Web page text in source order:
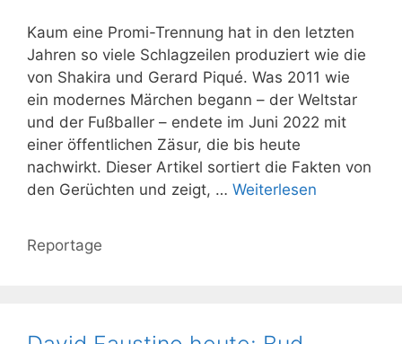
Kaum eine Promi-Trennung hat in den letzten
Jahren so viele Schlagzeilen produziert wie die
von Shakira und Gerard Piqué. Was 2011 wie
ein modernes Märchen begann – der Weltstar
und der Fußballer – endete im Juni 2022 mit
einer öffentlichen Zäsur, die bis heute
nachwirkt. Dieser Artikel sortiert die Fakten von
den Gerüchten und zeigt, … Weiterlesen
Kategorien
Reportage